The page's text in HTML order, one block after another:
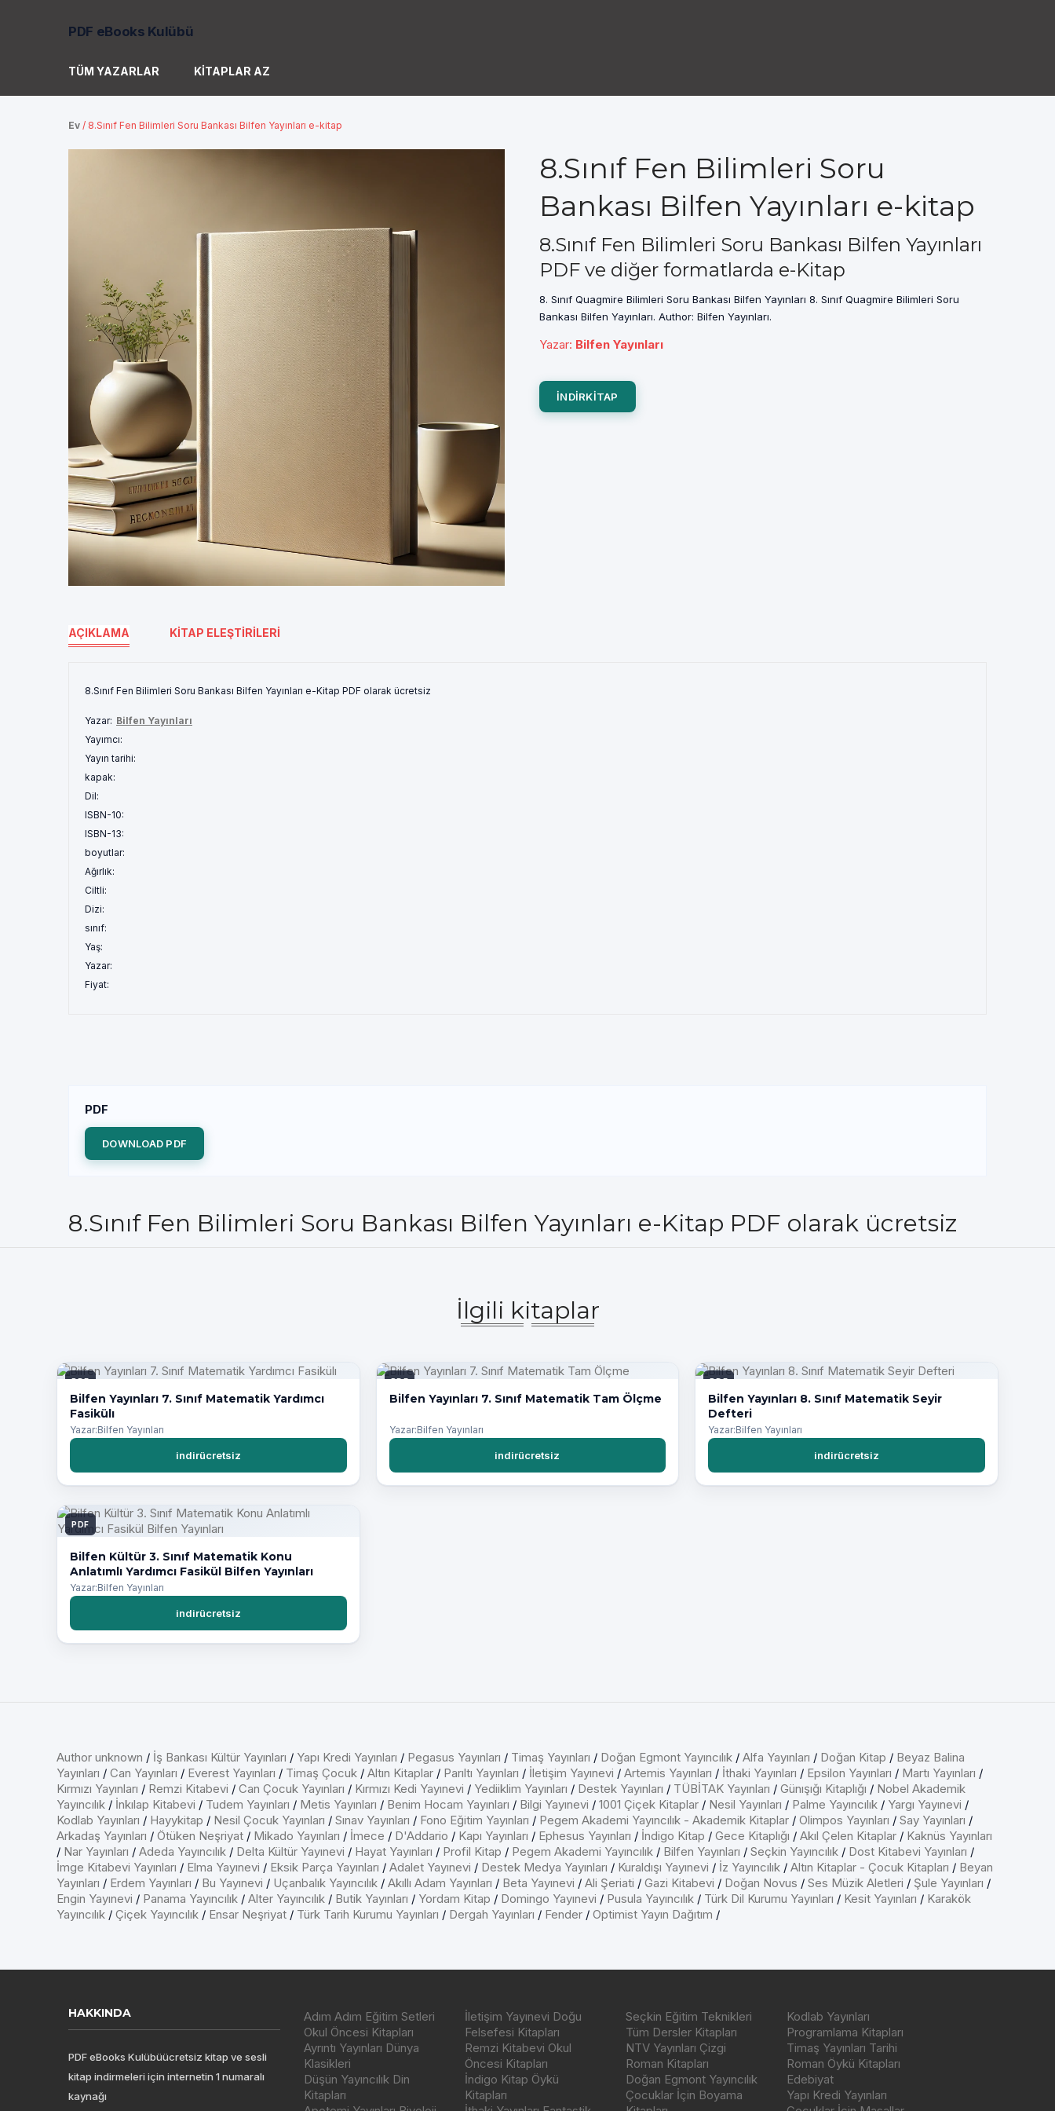
PDF eBooks Kulübü
TÜM YAZARLAR KITAPLAR AZ
Ev / 8.Sınıf Fen Bilimleri Soru Bankası Bilfen Yayınları e-kitap
8.Sınıf Fen Bilimleri Soru
Bankası Bilfen Yayınları e-kitap
8.Sınıf Fen Bilimleri Soru Bankası Bilfen Yayınları
PDF ve diğer formatlarda e-Kitap
8. Sınıf Quagmire Bilimleri Soru Bankası Bilfen Yayınları 8. Sınıf Quagmire Bilimleri Soru
Bankası Bilfen Yayınları. Author: Bilfen Yayınları.
Yazar: Bilfen Yayınları
INDIRKITAP
AÇIKLAMA KITAP ELEŞTIRILERI
8.Sınıf Fen Bilimleri Soru Bankası Bilfen Yayınları e-Kitap PDF olarak ücretsiz
Yazar: Bilfen Yayınları
Yayımcı:
Yayın tarihi:
kapak:
Dil:
ISBN-10:
ISBN-13:
boyutlar:
Ağırlık:
Ciltli:
Dizi:
sınıf:
Yaş:
Yazar:
Fiyat:
PDF
DOWNLOAD PDF
8.Sınıf Fen Bilimleri Soru Bankası Bilfen Yayınları e-Kitap PDF olarak ücretsiz
İlgili kitaplar
PDF
Bilfen Yayınları 7. Sınıf Matematik Yardımcı
Fasikülı
Yazar:Bilfen Yayınları
indirücretsiz
PDF
Bilfen Yayınları 7. Sınıf Matematik Tam Ölçme
Yazar:Bilfen Yayınları
indirücretsiz
PDF
Bilfen Yayınları 8. Sınıf Matematik Seyir
Defteri
Yazar:Bilfen Yayınları
indirücretsiz
PDF
Bilfen Kültür 3. Sınıf Matematik Konu
Anlatımlı Yardımcı Fasikül Bilfen Yayınları
Yazar:Bilfen Yayınları
indirücretsiz
Author unknown / İş Bankası Kültür Yayınları / Yapı Kredi Yayınları / Pegasus Yayınları / Timaş Yayınları / Doğan Egmont Yayıncılık / Alfa Yayınları / Doğan Kitap / Beyaz Balina
Yayınları / Can Yayınları / Everest Yayınları / Timaş Çocuk / Altın Kitaplar / Parıltı Yayınları / İletişim Yayınevi / Artemis Yayınları / İthaki Yayınları / Epsilon Yayınları / Martı Yayınları /
Kırmızı Yayınları / Remzi Kitabevi / Can Çocuk Yayınları / Kırmızı Kedi Yayınevi / Yediiklim Yayınları / Destek Yayınları / TÜBİTAK Yayınları / Günışığı Kitaplığı / Nobel Akademik
Yayıncılık / İnkılap Kitabevi / Tudem Yayınları / Metis Yayınları / Benim Hocam Yayınları / Bilgi Yayınevi / 1001 Çiçek Kitaplar / Nesil Yayınları / Palme Yayıncılık / Yargı Yayınevi /
Kodlab Yayınları / Hayykitap / Nesil Çocuk Yayınları / Sınav Yayınları / Fono Eğitim Yayınları / Pegem Akademi Yayıncılık - Akademik Kitaplar / Olimpos Yayınları / Say Yayınları /
Arkadaş Yayınları / Ötüken Neşriyat / Mikado Yayınları / İmece / D'Addario / Kapı Yayınları / Ephesus Yayınları / İndigo Kitap / Gece Kitaplığı / Akıl Çelen Kitaplar / Kaknüs Yayınları
/ Nar Yayınları / Adeda Yayıncılık / Delta Kültür Yayınevi / Hayat Yayınları / Profil Kitap / Pegem Akademi Yayıncılık / Bilfen Yayınları / Seçkin Yayıncılık / Dost Kitabevi Yayınları /
İmge Kitabevi Yayınları / Elma Yayınevi / Eksik Parça Yayınları / Adalet Yayınevi / Destek Medya Yayınları / Kuraldışı Yayınevi / İz Yayıncılık / Altın Kitaplar - Çocuk Kitapları / Beyan
Yayınları / Erdem Yayınları / Bu Yayınevi / Uçanbalık Yayıncılık / Akıllı Adam Yayınları / Beta Yayınevi / Ali Şeriati / Gazi Kitabevi / Doğan Novus / Ses Müzik Aletleri / Şule Yayınları /
Engin Yayınevi / Panama Yayıncılık / Alter Yayıncılık / Butik Yayınları / Yordam Kitap / Domingo Yayınevi / Pusula Yayıncılık / Türk Dil Kurumu Yayınları / Kesit Yayınları / Karakök
Yayıncılık / Çiçek Yayıncılık / Ensar Neşriyat / Türk Tarih Kurumu Yayınları / Dergah Yayınları / Fender / Optimist Yayın Dağıtım /
HAKKINDA
PDF eBooks Kulübüücretsiz kitap ve sesli
kitap indirmeleri için internetin 1 numaralı
kaynağı
Adım Adım Eğitim Setleri
Okul Öncesi Kitapları
Ayrıntı Yayınları Dünya
Klasikleri
Düşün Yayıncılık Din
Kitapları
İletişim Yayınevi Doğu
Felsefesi Kitapları
Remzi Kitabevi Okul
Öncesi Kitapları
İndigo Kitap Öykü
Kitapları
Seçkin Eğitim Teknikleri
Tüm Dersler Kitapları
NTV Yayınları Çizgi
Roman Kitapları
Doğan Egmont Yayıncılık
Çocuklar İçin Boyama
Kodlab Yayınları
Programlama Kitapları
Timaş Yayınları Tarihi
Roman Öykü Kitapları
Edebiyat
Yapı Kredi Yayınları